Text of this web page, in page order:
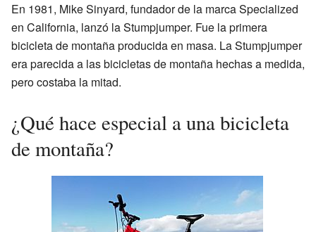
En 1981, Mike Sinyard, fundador de la marca Specialized
en California, lanzó la Stumpjumper. Fue la primera
bicicleta de montaña producida en masa. La Stumpjumper
era parecida a las bicicletas de montaña hechas a medida,
pero costaba la mitad.
¿Qué hace especial a una bicicleta
de montaña?